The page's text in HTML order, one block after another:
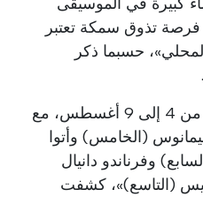
فرصة تذوق سمكة تعتبر
حسبما ذكر
«يعود المهرجان في الفترة من 4 إلى 9 أغسطس، مع
(الخامس) وأتوا
وفرناندو دانيال
(التاسع)»، كشفت